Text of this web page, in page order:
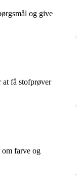
og give
at få stofprøver
farve og